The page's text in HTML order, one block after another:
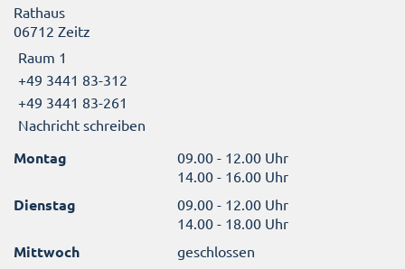
Rathaus
06712 Zeitz
Raum 1
+49 3441 83-312
+49 3441 83-261
Nachricht schreiben
Montag
09.00 - 12.00 Uhr
14.00 - 16.00 Uhr
Dienstag
09.00 - 12.00 Uhr
14.00 - 18.00 Uhr
Mittwoch geschlossen